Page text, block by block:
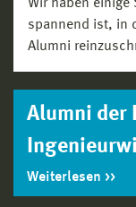
Wir haben einige
spannend ist, in
Alumni
Alumni der
Weiterlesen